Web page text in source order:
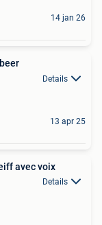
14 jan 26
Details
13 apr 25
avec voix
Details